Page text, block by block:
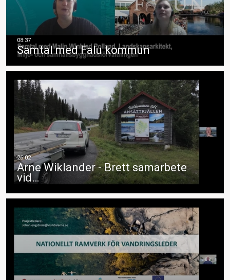
Samtal med Falu kommun
Arne Wiklander - Brett samarbete
vid…